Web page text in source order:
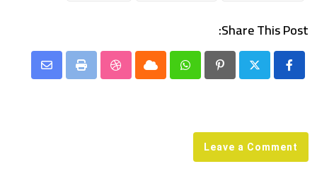
Share This Post:
Pinterest
Whatsapp
Cloud
StumbleUpon
Print
Share
Leave a Comment